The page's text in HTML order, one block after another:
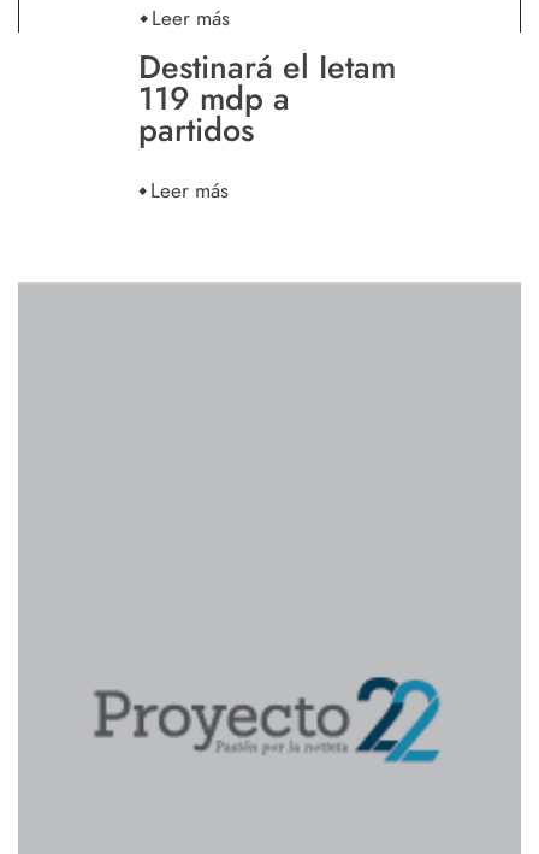
Leer más
Destinará el Ietam
119 mdp a
partidos
Leer más